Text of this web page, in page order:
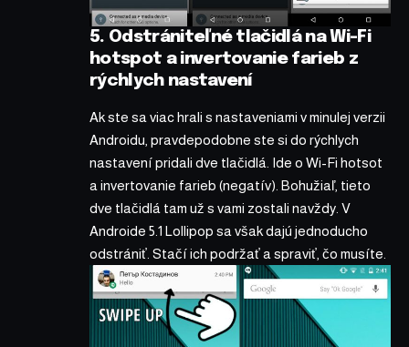
5. Odstrániteľné tlačidlá na Wi-Fi
hotspot a invertovanie farieb z
rýchlych nastavení
Ak ste sa viac hrali s nastaveniami v minulej verzii
Androidu, pravdepodobne ste si do rýchlych
nastavení pridali dve tlačidlá. Ide o Wi-Fi hotsot
a invertovanie farieb (negatív). Bohužiaľ, tieto
dve tlačidlá tam už s vami zostali navždy. V
Androide 5.1 Lollipop sa však dajú jednoducho
odstrániť. Stačí ich podržať a spraviť, čo musíte.